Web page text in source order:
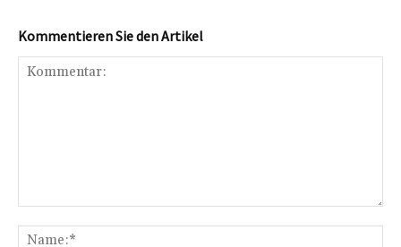
Kommentieren Sie den Artikel